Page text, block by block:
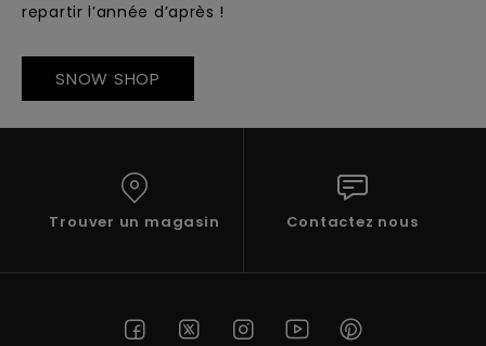
repartir l’année d’après !
SNOW SHOP
Trouver un magasin Contactez nous